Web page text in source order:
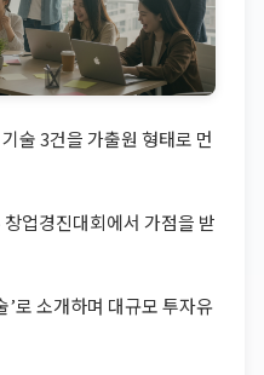
술 3건을 가출원 형태로 먼
업경진대회에서 가점을 받
’로 소개하며 대규모 투자유